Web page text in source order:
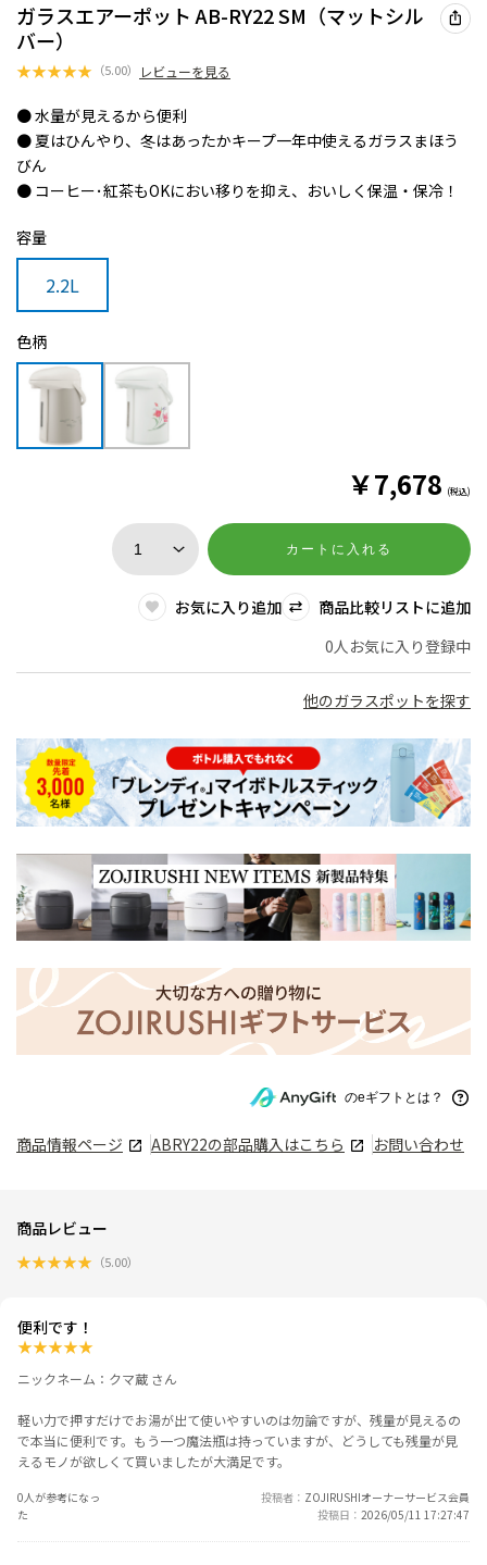
ガラスエアーポット AB-RY22 SM（マットシル
バー）
★★★★★ （5.00） レビューを見る
● 水量が見えるから便利
● 夏はひんやり、冬はあったかキープ一年中使えるガラスまほう
びん
● コーヒー･紅茶もOKにおい移りを抑え、おいしく保温・保冷！
容量
2.2L
色柄
￥7,678 (税込)
カートに入れる
お気に入り追加
商品比較リストに追加
0人お気に入り登録中
他のガラスポットを探す
のeギフトとは？
商品情報ページ ABRY22の部品購入はこちら お問い合わせ
商品レビュー
★★★★★ （5.00）
便利です！
★★★★★
ニックネーム：クマ蔵 さん
軽い力で押すだけでお湯が出て使いやすいのは勿論ですが、残量が見えるの
で本当に便利です。もう一つ魔法瓶は持っていますが、どうしても残量が見
えるモノが欲しくて買いましたが大満足です。
0人が参考になっ
た
投稿者
ZOJIRUSHIオーナーサービス会員
投稿日
2026/05/11 17:27:47